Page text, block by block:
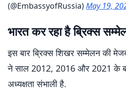
(@EmbassyofRussia)May 19,
भारत कर रहा है ब्रिक्स
इस बार ब्रिक्स शिखर सम्मेलन की
ने साल 2012, 2016 और 2021 के
अध्यक्षता संभाली है.